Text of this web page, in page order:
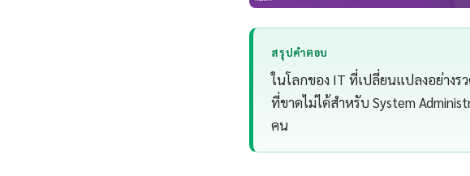
สรุปคำตอบ
ในโลกของ IT ที่เปลี่ยนแปลงอย่างร
ที่ขาดไม่ได้สำหรับ System
คน